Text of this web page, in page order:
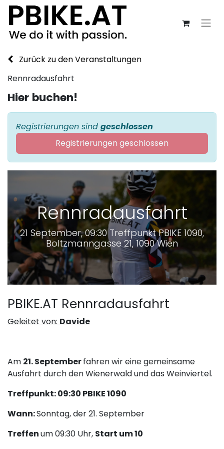
Zurück zu den Veranstaltungen
Rennradausfahrt
Hier bu​chen!
Registrierungen sind geschlossen
Registrierungen geschlossen
Rennradausfahrt
21 September, 09:30 Treffpunkt PBIKE 1090,
Boltzmanngasse 21, 1090 Wien
PBIKE.AT Rennradausfahrt
Geleitet von: Davide
Am 21. Septemberfahren wir eine gemeinsame
Ausfahrt durch den Wienerwald und das Weinviertel.
Treffpunkt: 09:30 PBIKE 1090
Wann:Sonntag, der 21. September
Treffenum 09:30 Uhr, Start um 10